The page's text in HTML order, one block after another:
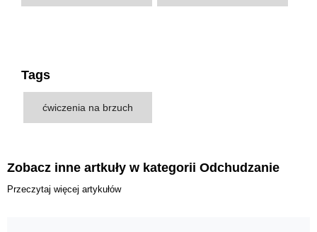
Tags
ćwiczenia na brzuch
Zobacz inne artkuły w kategorii Odchudzanie
Przeczytaj więcej artykułów